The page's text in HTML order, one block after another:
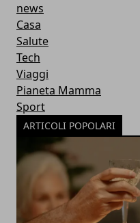
news
Casa
Salute
Tech
Viaggi
Pianeta Mamma
Sport
ARTICOLI POPOLARI